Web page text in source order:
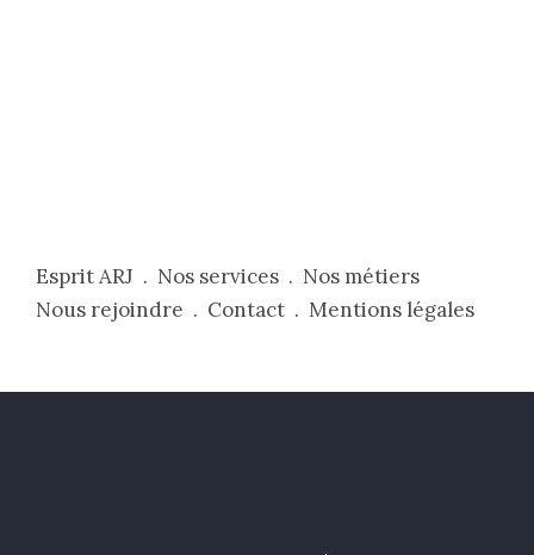
Esprit ARJ . Nos services . Nos métiers
Nous rejoindre . Contact . Mentions légales